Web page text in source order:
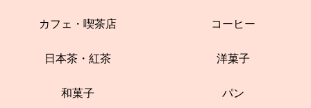
カフェ・喫茶店 コーヒー
日本茶・紅茶 洋菓子
和菓子 パン